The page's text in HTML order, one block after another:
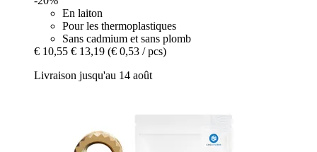
En laiton
Pour les thermoplastiques
Sans cadmium et sans plomb
€ 10,55 € 13,19 (€ 0,53 / pcs)
Livraison jusqu'au 14 août